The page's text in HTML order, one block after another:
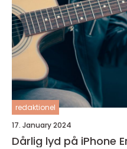
redaktionel
17. January 2024